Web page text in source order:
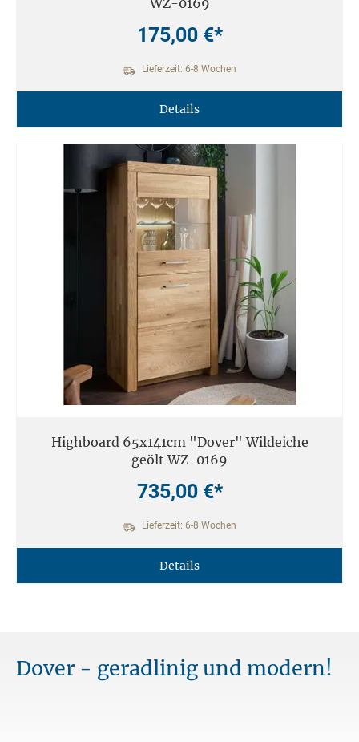
WZ-0169
175,00 €*
Lieferzeit: 6-8 Wochen
Details
Highboard 65x141cm "Dover" Wildeiche
geölt WZ-0169
735,00 €*
Lieferzeit: 6-8 Wochen
Details
Dover - geradlinig und modern!